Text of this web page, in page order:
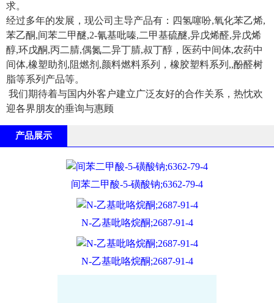
求。
经过多年的发展，现公司主导产品有：四氢噻吩,氧化苯乙烯,
苯乙酮,间苯二甲醚,2-氰基吡嗪,二甲基硫醚,异戊烯醛,异戊烯
醇,环戊酮,丙二腈,偶氮二异丁腈,叔丁醇，医药中间体,农药中
间体,橡塑助剂,阻燃剂,颜料燃料系列，橡胶塑料系列,,酚醛树
脂等系列产品等。
我们期待着与国内外客户建立广泛友好的合作关系，热忱欢
迎各界朋友的垂询与惠顾
产品展示
间苯二甲酸-5-磺酸钠;6362-79-4
N-乙基吡咯烷酮;2687-91-4
N-乙基吡咯烷酮;2687-91-4